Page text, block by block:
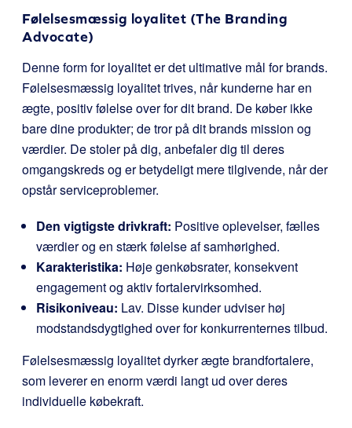
Følelsesmæssig loyalitet (The Branding
Advocate)
Denne form for loyalitet er det ultimative mål for brands.
Følelsesmæssig loyalitet trives, når kunderne har en
ægte, positiv følelse over for dit brand. De køber ikke
bare dine produkter; de tror på dit brands mission og
værdier. De stoler på dig, anbefaler dig til deres
omgangskreds og er betydeligt mere tilgivende, når der
opstår serviceproblemer.
Den vigtigste drivkraft: Positive oplevelser, fælles
værdier og en stærk følelse af samhørighed.
Karakteristika: Høje genkøbsrater, konsekvent
engagement og aktiv fortalervirksomhed.
Risikoniveau: Lav. Disse kunder udviser høj
modstandsdygtighed over for konkurrenternes tilbud.
Følelsesmæssig loyalitet dyrker ægte brandfortalere,
som leverer en enorm værdi langt ud over deres
individuelle købekraft.